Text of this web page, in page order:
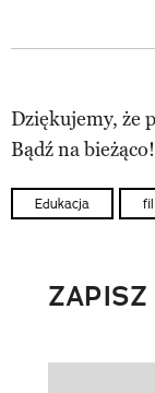
Dziękujemy, że
Bądź na bieżąco!
Edukacja
ZAPISZ